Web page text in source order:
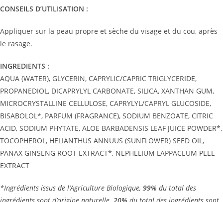
CONSEILS D’UTILISATION :
Appliquer sur la peau propre et sèche du visage et du cou, après
le rasage.
INGREDIENTS :
AQUA (WATER), GLYCERIN, CAPRYLIC/CAPRIC TRIGLYCERIDE,
PROPANEDIOL, DICAPRYLYL CARBONATE, SILICA, XANTHAN GUM,
MICROCRYSTALLINE CELLULOSE, CAPRYLYL/CAPRYL GLUCOSIDE,
BISABOLOL*, PARFUM (FRAGRANCE), SODIUM BENZOATE, CITRIC
ACID, SODIUM PHYTATE, ALOE BARBADENSIS LEAF JUICE POWDER*,
TOCOPHEROL, HELIANTHUS ANNUUS (SUNFLOWER) SEED OIL,
PANAX GINSENG ROOT EXTRACT*, NEPHELIUM LAPPACEUM PEEL
EXTRACT
*Ingrédients issus de l’Agriculture Biologique, 99% du total des